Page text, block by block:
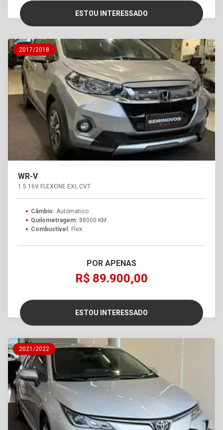
ESTOU INTERESSADO
2017/2018
WR-V
1.5 16V FLEXONE EXL CVT
Câmbio: Automatico
Quilometragem: 88000 KM
Combustível: Flex
POR APENAS
R$ 89.900,00
ESTOU INTERESSADO
2021/2022